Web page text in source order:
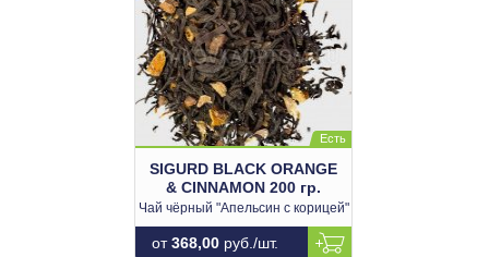
SIGURD BLACK ORANGE
& CINNAMON 200 гр.
Чай чёрный "Апельсин с корицей"
от368,00 руб./шт.